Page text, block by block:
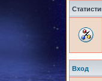
Вход